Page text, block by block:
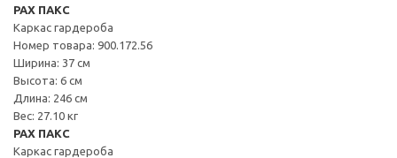
PAX ПАКС
Каркас гардероба
Номер товара: 900.172.56
Ширина: 37 см
Высота: 6 см
Длина: 246 см
Вес: 27.10 кг
PAX ПАКС
Каркас гардероба